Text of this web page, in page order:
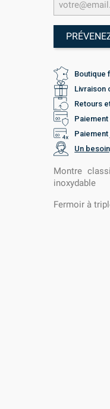
Boutique
Livraison
Retours
Paiement
Paiement
Un
Montre
inoxydable
Fermoir à